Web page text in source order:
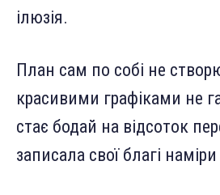
ілюзія.
План сам по собі не
красивими графіками не
стає бодай на відсоток
записала свої благі